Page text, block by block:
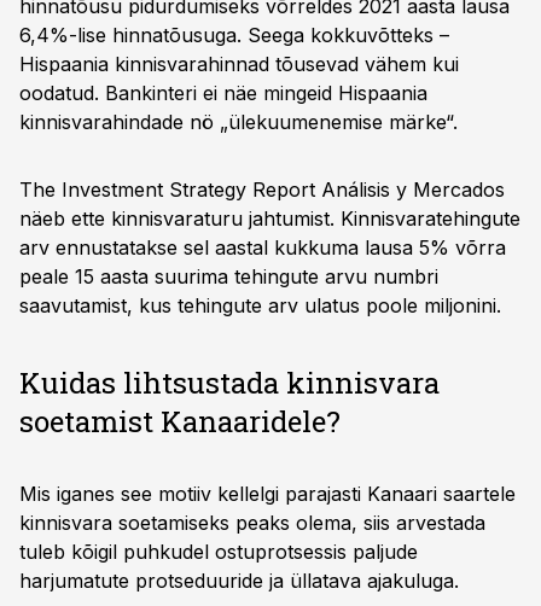
hinnatõusu pidurdumiseks võrreldes 2021 aasta lausa
6,4%-lise hinnatõusuga. Seega kokkuvõtteks –
Hispaania kinnisvarahinnad tõusevad vähem kui
oodatud. Bankinteri ei näe mingeid Hispaania
kinnisvarahindade nö „ülekuumenemise märke“.
The Investment Strategy Report Análisis y Mercados
näeb ette kinnisvaraturu jahtumist. Kinnisvaratehingute
arv ennustatakse sel aastal kukkuma lausa 5% võrra
peale 15 aasta suurima tehingute arvu numbri
saavutamist, kus tehingute arv ulatus poole miljonini.
Kuidas lihtsustada kinnisvara
soetamist Kanaaridele?
Mis iganes see motiiv kellelgi parajasti Kanaari saartele
kinnisvara soetamiseks peaks olema, siis arvestada
tuleb kõigil puhkudel ostuprotsessis paljude
harjumatute protseduuride ja üllatava ajakuluga.